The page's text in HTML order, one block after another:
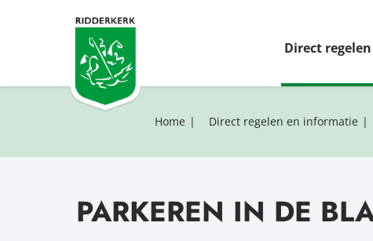
Direct
Home Direct regelen en informatie
PARKEREN IN DE